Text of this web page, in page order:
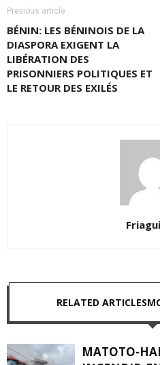
Previous article
BÉNIN: LES BÉNINOIS DE LA
DIASPORA EXIGENT LA
LIBÉRATION DES
PRISONNIERS POLITIQUES ET
LE RETOUR DES EXILÉS
RELATED ARTICLES
MATOTO-